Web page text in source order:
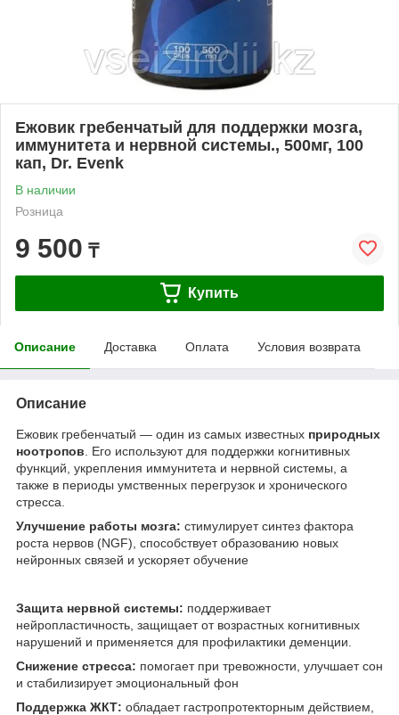
Ежовик гребенчатый для поддержки мозга,
иммунитета и нервной системы., 500мг, 100
кап, Dr. Evenk
В наличии
Розница
9 500 ₸
Купить
Описание Доставка Оплата Условия возврата
Описание
Ежовик гребенчатый — один из самых известных природных
ноотропов . Его используют для поддержки когнитивных
функций, укрепления иммунитета и нервной системы, а
также в периоды умственных перегрузок и хронического
стресса.
Улучшение работы мозга: стимулирует синтез фактора
роста нервов (NGF), способствует образованию новых
нейронных связей и ускоряет обучение
Защита нервной системы: поддерживает
нейропластичность, защищает от возрастных когнитивных
нарушений и применяется для профилактики деменции.
Снижение стресса: помогает при тревожности, улучшает сон
и стабилизирует эмоциональный фон
Поддержка ЖКТ: обладает гастропротекторным действием,